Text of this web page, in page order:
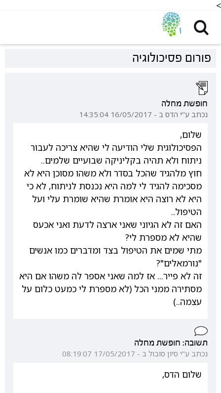
<
פורום פסיכולוגיה
חופשת מחלה
נכתב ע"י הדס ב - 16/05/2017 14:35:04
שלום,
הפסיכולוגית שלי הודיעה לי שהיא צריכה לעבור
ניתוח ולא תהיה בקליניקה שבועיים שלמים..
חוץ מלהגיד שהכל בסדר ולא משהו מסוכן היא לא
מסכימה להגיד לי למה היא נכנסת לניתוח, לא כי
היא לא רוצה היא אומרת שהיא שומרת עלי ועל
הטיפול..
האם זה לא הגיוני שאני ארצה לדעת ואני אכעס
שהיא לא מספרת לי?
מתי שמים את הטיפול בצד ומדברים כמו אנשים
"נורמאלים"?
זה לא פייר... אז למה שאני אספר לה משהו אם היא
מסתירה ממני הכל (לא מספרת לי כמעט כלום על
עצמה..)
תשובה: חופשת מחלה
נכתב ע"י סיון סובול ב - 17/05/2017 08:19:07
שלום הדס,